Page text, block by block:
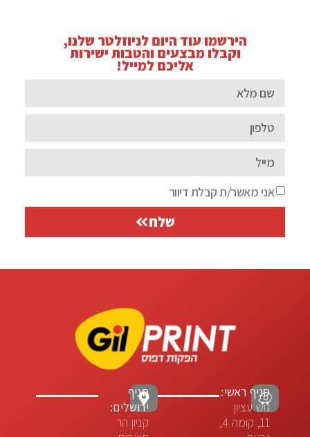
הירשמו עוד היום לניוזלטר שלנו,
וקבלו מבצעים והטבות ישירות
אליכם למייל!
אני מאשר/ת קבלת דיוור
שלח
סניף ראשי:
גוש עציון
11, קומה 4,
סניף
ירושלים:
קניון הר